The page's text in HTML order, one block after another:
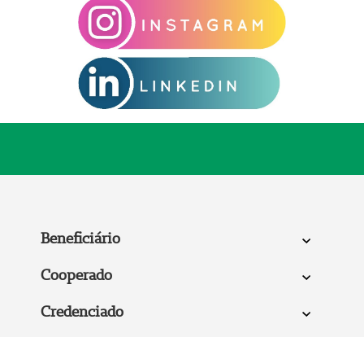
Beneficiário
Cooperado
Credenciado